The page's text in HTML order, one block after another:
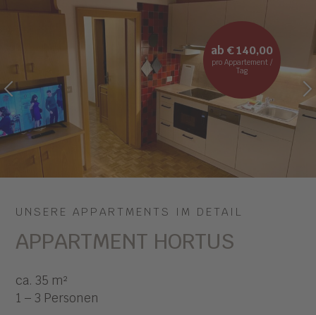
PREVIOUS
UNSERE APPARTMENTS IM DETAIL
APPARTMENT HORTUS
ca. 35 m²
1 – 3 Personen
ab € 140,00
pro Appartement /
Tag